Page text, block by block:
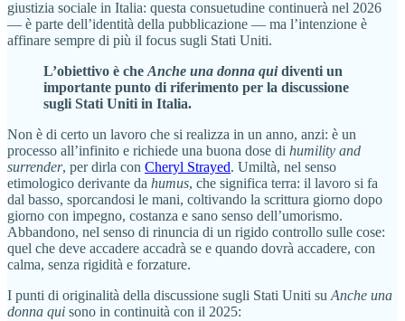
giustizia sociale in Italia: questa consuetudine continuerà nel 2026
— è parte dell’identità della pubblicazione — ma l’intenzione è
affinare sempre di più il focus sugli Stati Uniti.
L’obiettivo è cheAnche una donna quidiventi un
importante punto di riferimento per la discussione
sugli Stati Uniti in Italia.
Non è di certo un lavoro che si realizza in un anno, anzi: è un
processo all’infinito e richiede una buona dose di humility and
surrender, per dirla con Cheryl Strayed. Umiltà, nel senso
etimologico derivante da humus, che significa terra: il lavoro si fa
dal basso, sporcandosi le mani, coltivando la scrittura giorno dopo
giorno con impegno, costanza e sano senso dell’umorismo.
Abbandono, nel senso di rinuncia di un rigido controllo sulle cose:
quel che deve accadere accadrà se e quando dovrà accadere, con
calma, senza rigidità e forzature.
I punti di originalità della discussione sugli Stati Uniti suAnche una
donna qui sono in continuità con il 2025: